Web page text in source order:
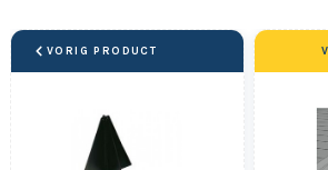
VORIG PRODUCT